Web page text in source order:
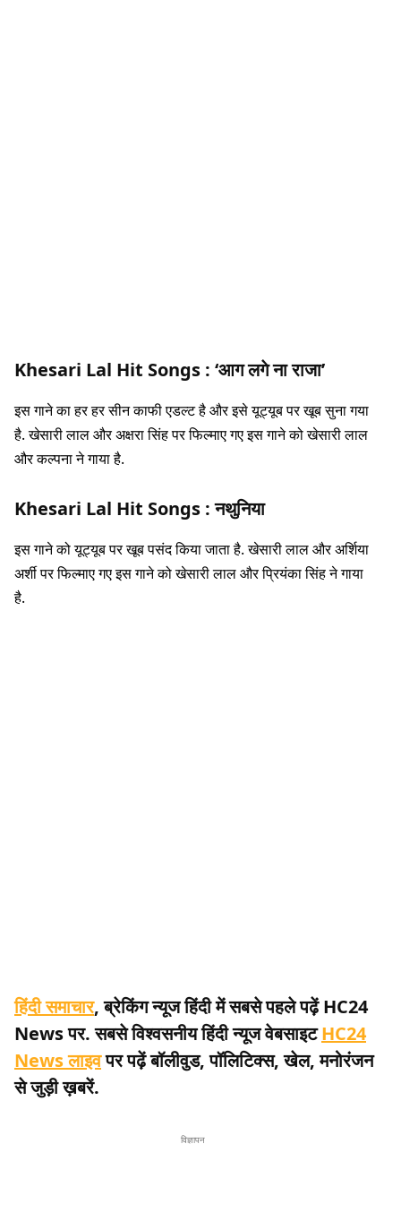
Khesari Lal Hit Songs : ‘आग लगे ना राजा’
इस गाने का हर हर सीन काफी एडल्ट है और इसे यूट्यूब पर खूब सुना गया
है. खेसारी लाल और अक्षरा सिंह पर फिल्माए गए इस गाने को खेसारी लाल
और कल्पना ने गाया है.
Khesari Lal Hit Songs :नथुनिया
इस गाने को यूट्यूब पर खूब पसंद किया जाता है. खेसारी लाल और अर्शिया
अर्शी पर फिल्माए गए इस गाने को खेसारी लाल और प्रियंका सिंह ने गाया
है.
हिंदी समाचार, ब्रेकिंग न्यूज हिंदी में सबसे पहले पढ़ें HC24
News पर. सबसे विश्वसनीय हिंदी न्यूज वेबसाइटHC24
News लाइवपर पढ़ें बॉलीवुड, पॉलिटिक्स, खेल, मनोरंजन
से जुड़ी ख़बरें.
विज्ञापन